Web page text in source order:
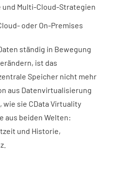
Multi-Cloud-Strategien
oder On-Premises
ständig in Bewegung
ist das
Speicher nicht mehr
aus Datenvirtualisierung
sie CData Virtuality
aus beiden Welten:
und Historie,